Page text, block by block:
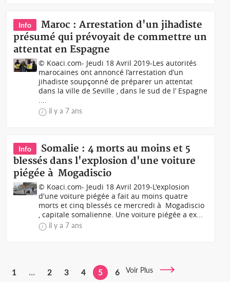
Info
Maroc : Arrestation d'un jihadiste
présumé qui prévoyait de commettre un
attentat en Espagne
© Koaci.com- Jeudi 18 Avril 2019-Les autorités
marocaines ont annoncé l’arrestation d’un
jihadiste soupçonné de préparer un attentat
dans la ville de Seville , dans le sud de l’ Espagne
....
il y a 7 ans
Info
Somalie : 4 morts au moins et 5
blessés dans l'explosion d'une voiture
piégée à Mogadiscio
© Koaci.com- Jeudi 18 Avril 2019-L'explosion
d'une voiture piégée a fait au moins quatre
morts et cinq blessés ce mercredi à Mogadiscio
, capitale somalienne. Une voiture piégée a ex...
il y a 7 ans
1 ... 2 3 4 5 6 Voir Plus